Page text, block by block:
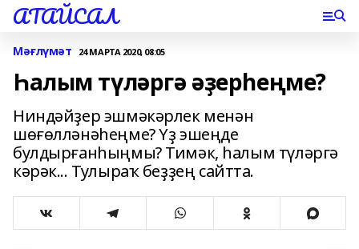
АТАЙСАЛ
Мәғлүмәт 24 МАРТА 2020, 08:05
Һалым түләргә әҙерһеңме?
Ниндәйҙер эшмәкәрлек менән
шөғөлләнәһеңме? Үҙ эшеңде
булдырғанһыңмы? Тимәк, һалым түләргә
кәрәк... Тулыраҡ беҙҙең сайтта.